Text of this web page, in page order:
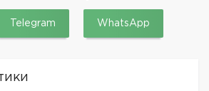
Telegram WhatsApp